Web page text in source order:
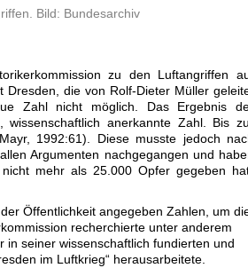
Bild: Bundesarchiv
zu den Luftangriffen
die von Rolf-Dieter Müller
Zahl nicht möglich. Das Ergebnis
anerkannte Zahl. Bis
1992:61). Diese musste jedoch
Argumenten nachgegangen und
mehr als 25.000 Opfer gegeben
Öffentlichkeit angegeben Zahlen, um
recherchierte unter anderem
seiner wissenschaftlich fundierten und
im Luftkrieg“ herausarbeitete.